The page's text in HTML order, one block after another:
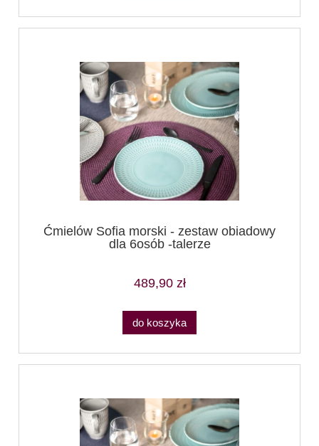
Ćmielów Sofia morski - zestaw obiadowy
dla 6osób -talerze
489,90 zł
do koszyka